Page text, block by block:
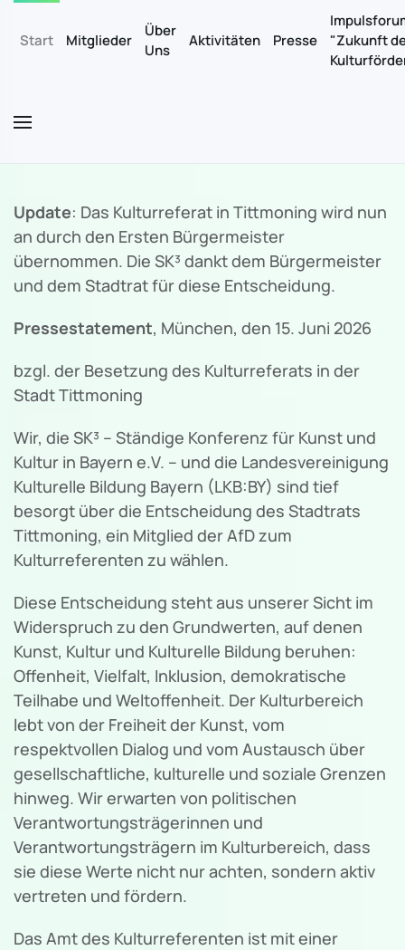
Zum Hauptinhalt springen
Start Mitglieder
Über
Uns
Aktivitäten Presse
"Zukunft
Update: Das Kulturreferat in Tittmoning wird nun
an durch den Ersten Bürgermeister
übernommen. Die SK³ dankt dem Bürgermeister
und dem Stadtrat für diese Entscheidung.
Pressestatement, München, den 15. Juni 2026
bzgl. der Besetzung des Kulturreferats in der
Stadt Tittmoning
Wir, die SK³ – Ständige Konferenz für Kunst und
Kultur in Bayern e.V. – und die Landesvereinigung
Kulturelle Bildung Bayern (LKB:BY) sind tief
besorgt über die Entscheidung des Stadtrats
Tittmoning, ein Mitglied der AfD zum
Kulturreferenten zu wählen.
Diese Entscheidung steht aus unserer Sicht im
Widerspruch zu den Grundwerten, auf denen
Kunst, Kultur und Kulturelle Bildung beruhen:
Offenheit, Vielfalt, Inklusion, demokratische
Teilhabe und Weltoffenheit. Der Kulturbereich
lebt von der Freiheit der Kunst, vom
respektvollen Dialog und vom Austausch über
gesellschaftliche, kulturelle und soziale Grenzen
hinweg. Wir erwarten von politischen
Verantwortungsträgerinnen und
Verantwortungsträgern im Kulturbereich, dass
sie diese Werte nicht nur achten, sondern aktiv
vertreten und fördern.
Das Amt des Kulturreferenten ist mit einer